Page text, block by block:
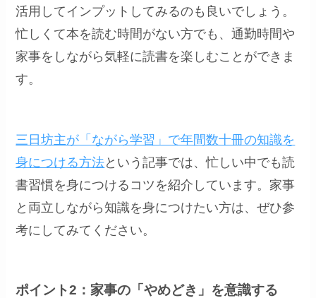
活用してインプットしてみるのも良いでしょう。
忙しくて本を読む時間がない方でも、通勤時間や
家事をしながら気軽に読書を楽しむことができま
す。
三日坊主が「ながら学習」で年間数十冊の知識を
身につける方法という記事では、忙しい中でも読
書習慣を身につけるコツを紹介しています。家事
と両立しながら知識を身につけたい方は、ぜひ参
考にしてみてください。
ポイント2：家事の「やめどき」を意識する